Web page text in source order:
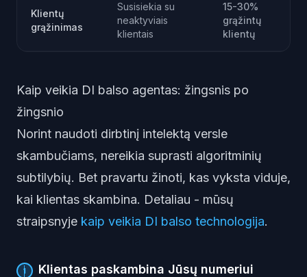
Klientų
grąžinimas
Susisiekia su
neaktyviais
klientais
15-30%
grąžintų
klientų
Kaip veikia DI balso agentas: žingsnis po
žingsnio
Norint naudoti dirbtinį intelektą versle
skambučiams, nereikia suprasti algoritminių
subtilybių. Bet pravartu žinoti, kas vyksta viduje,
kai klientas skambina. Detaliau - mūsų
straipsnyje kaip veikia DI balso technologija.
1 Klientas paskambina Jūsų numeriui